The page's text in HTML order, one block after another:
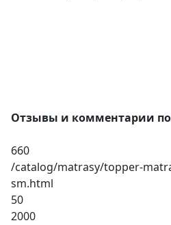
Отзывы и комментарии
660
/catalog/matrasy/topper-
sm.html
50
2000